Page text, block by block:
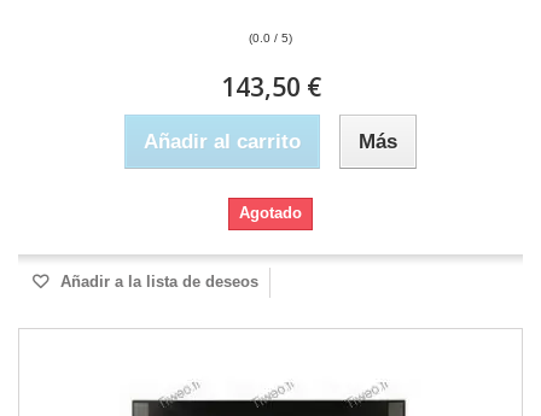
(0.0 / 5)
143,50 €
Añadir al carrito Más
Agotado
Añadir a la lista de deseos